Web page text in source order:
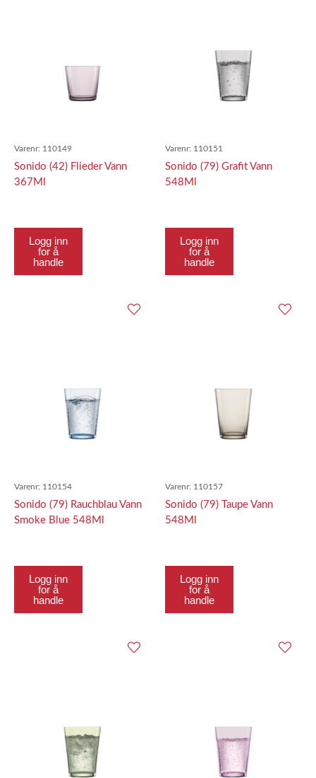
Varenr: 110149
Sonido (42) Flieder Vann
367Ml
Logg inn
for å
handle
Varenr: 110151
Sonido (79) Grafit Vann
548Ml
Logg inn
for å
handle
Varenr: 110154
Sonido (79) Rauchblau Vann
Smoke Blue 548Ml
Logg inn
for å
handle
Varenr: 110157
Sonido (79) Taupe Vann
548Ml
Logg inn
for å
handle